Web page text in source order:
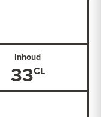
Inhoud
33